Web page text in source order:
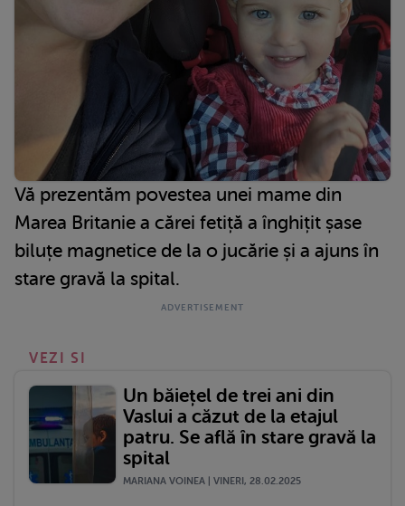
Vă prezentăm povestea unei mame din
Marea Britanie a cărei fetiță a înghițit șase
biluțe magnetice de la o jucărie și a ajuns în
stare gravă la spital.
VEZI SI
Un băiețel de trei ani din
Vaslui a căzut de la etajul
patru. Se află în stare gravă la
spital
MARIANA VOINEA | VINERI, 28.02.2025